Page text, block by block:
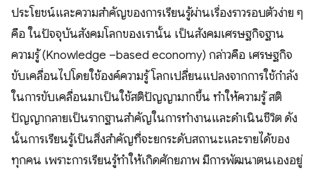
ประโยชน์และความสำคัญของการเรียนรู้ผ่านเรื่องราวรอบตัวง่าย ๆ
คือ ในปัจจุบันสังคมโลกของเรานั้น เป็นสังคมเศรษฐกิจฐาน
ความรู้ (Knowledge –based economy) กล่าวคือ เศรษฐกิจ
ขับเคลื่อนไปโดยใช้องค์ความรู้ โลกเปลี่ยนแปลงจากการใช้กำลัง
ในการขับเคลื่อนมาเป็นใช้สติปัญญามากขึ้น ทำให้ความรู้ สติ
ปัญญากลายเป็นรากฐานสำคัญในการทำงานและดำเนินชีวิต ดัง
นั้นการเรียนรู้เป็นสิ่งสำคัญที่จะยกระดับสถานะและรายได้ของ
ทุกคน เพราะการเรียนรู้ทำให้เกิดศักยภาพ มีการพัฒนาตนเองอยู่